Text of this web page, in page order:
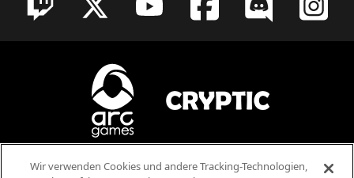
Blood
Wir verwenden Cookies und andere Tracking-Technologien,